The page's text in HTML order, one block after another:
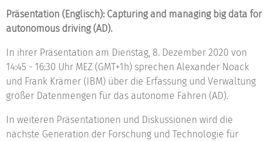
Präsentation (Englisch): Capturing and managing big data for
autonomous driving (AD).
In ihrer Präsentation am Dienstag, 8. Dezember 2020 von
14:45 - 16:30 Uhr MEZ (GMT+1h) sprechen Alexander Noack
und Frank Krämer (IBM) über die Erfassung und Verwaltung
großer Datenmengen für das autonome Fahren (AD).
In weiteren Präsentationen und Diskussionen wird die
nächste Generation der Forschung und Technologie für